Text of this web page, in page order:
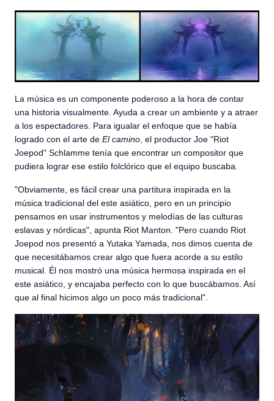
La música es un componente poderoso a la hora de contar
una historia visualmente. Ayuda a crear un ambiente y a atraer
a los espectadores. Para igualar el enfoque que se había
logrado con el arte de El camino , el productor Joe "Riot
Joepod" Schlamme tenía que encontrar un compositor que
pudiera lograr ese estilo folclórico que el equipo buscaba.
"Obviamente, es fácil crear una partitura inspirada en la
música tradicional del este asiático, pero en un principio
pensamos en usar instrumentos y melodías de las culturas
eslavas y nórdicas", apunta Riot Manton. "Pero cuando Riot
Joepod nos presentó a Yutaka Yamada, nos dimos cuenta de
que necesitábamos crear algo que fuera acorde a su estilo
musical. Él nos mostró una música hermosa inspirada en el
este asiático, y encajaba perfecto con lo que buscábamos. Así
que al final hicimos algo un poco más tradicional".